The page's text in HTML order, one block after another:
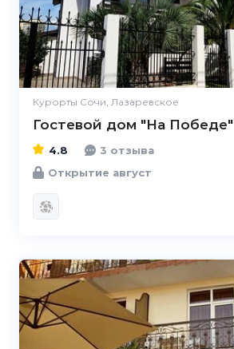
Курорты Сочи, Лазаревское
Гостевой дом "На Победе"
4.8
3 отзыва
Открытие август